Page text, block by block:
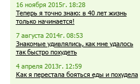
16 ноября 2015г. 18:28
Теперь я точно знаю: в 40 лет жизнь
только начинается!
7 августа 2014г. 08:53
Знакомые удивлялись, как мне удалось
так быстро похудеть
4 апреля 2013г. 12:59
Как я перестала бояться еды и похудела